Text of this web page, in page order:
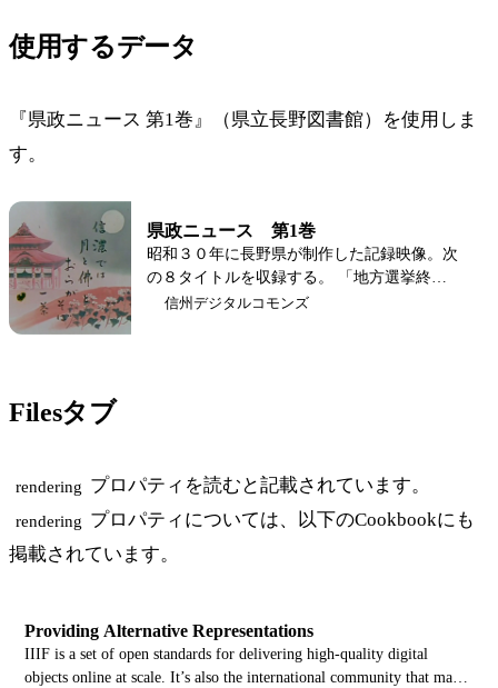
使用するデータ
『県政ニュース 第1巻』（県立長野図書館）を使用しま
す。
県政ニュース 第1巻
昭和３０年に長野県が制作した記録映像。次
の８タイトルを収録する。 「地方選挙終
る」、「地方選挙後初の県議会開かる」、
信州デジタルコモンズ
Filesタブ
rendering プロパティを読むと記載されています。
rendering プロパティについては、以下のCookbookにも
掲載されています。
Providing Alternative Representations
IIIF is a set of open standards for delivering high-quality digital
objects online at scale. It’s also the international community that makes